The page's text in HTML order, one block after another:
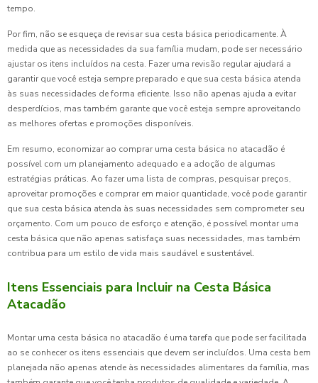
tempo.
Por fim, não se esqueça de revisar sua cesta básica periodicamente. À
medida que as necessidades da sua família mudam, pode ser necessário
ajustar os itens incluídos na cesta. Fazer uma revisão regular ajudará a
garantir que você esteja sempre preparado e que sua cesta básica atenda
às suas necessidades de forma eficiente. Isso não apenas ajuda a evitar
desperdícios, mas também garante que você esteja sempre aproveitando
as melhores ofertas e promoções disponíveis.
Em resumo, economizar ao comprar uma cesta básica no atacadão é
possível com um planejamento adequado e a adoção de algumas
estratégias práticas. Ao fazer uma lista de compras, pesquisar preços,
aproveitar promoções e comprar em maior quantidade, você pode garantir
que sua cesta básica atenda às suas necessidades sem comprometer seu
orçamento. Com um pouco de esforço e atenção, é possível montar uma
cesta básica que não apenas satisfaça suas necessidades, mas também
contribua para um estilo de vida mais saudável e sustentável.
Itens Essenciais para Incluir na Cesta Básica
Atacadão
Montar uma cesta básica no atacadão é uma tarefa que pode ser facilitada
ao se conhecer os itens essenciais que devem ser incluídos. Uma cesta bem
planejada não apenas atende às necessidades alimentares da família, mas